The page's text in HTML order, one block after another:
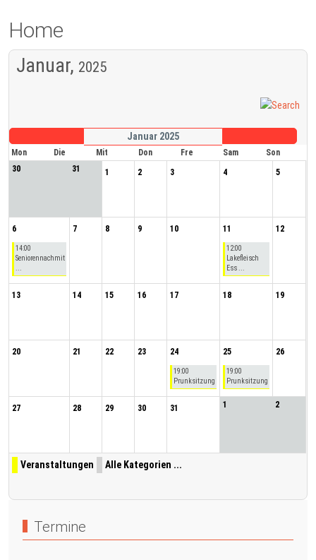
Home
Januar, 2025
Januar 2025
Mon Die Mit Don Fre Sam
Son
30
31 1 2 3 4 5
6
14:00
Seniorennachmit
7 8 9 10 11
12:00
Lakefleisch
Ess ...
12
13 14 15 16 17 18 19
20 21 22 23 24
19:00
Prunksitzung
25
19:00
Prunksitzung
26
27 28 29 30 31 1 2
Veranstaltungen Alle Kategorien ...
Termine